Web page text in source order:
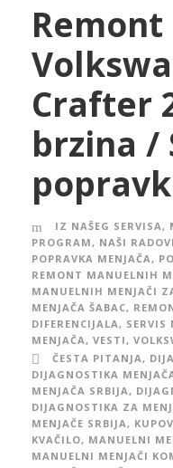
Crafter
brzina /
IZ NAŠEG SERVISA,
PROGRAM, NAŠI RADOVI
POPRAVKA MENJAČA,
REMONT MANUELNIH
MANUELNIH MENJAČI
MENJAČA ŠABAC,
DIFERENCIJALA, SERVIS
MENJAČA, VESTI,
ČESTA PITANJA,
DIJAGNOSTIKA
MENJAČA SRBIJA,
DIJAGNOSTIKA ZA
MENJAČE SRBIJA,
KVAČILO, MANUELNI
MANUELNI MENJAČI